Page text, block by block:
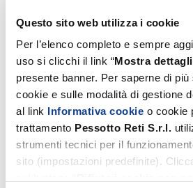
Questo sito web utilizza i cookie
Per l’elenco completo e sempre
uso si clicchi il link “Mostra dettagli
presente banner. Per saperne di
cookie e sulle modalità di gestione
al link Informativa cookie o cookie
trattamento Pessotto Reti S.r.l.
strumenti tecnici per il
sito (impostazioni predefinite).